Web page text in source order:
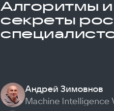
Алгоритмы
секреты
Андрей Зимовнов
Machine Intelligence